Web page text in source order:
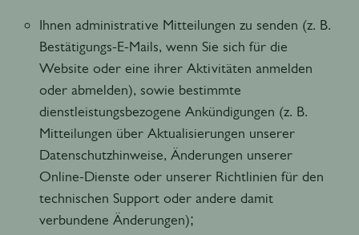
Ihnen administrative Mitteilungen zu senden (z. B.
Bestätigungs-E-Mails, wenn Sie sich für die
Website oder eine ihrer Aktivitäten anmelden
oder abmelden), sowie bestimmte
dienstleistungsbezogene Ankündigungen (z. B.
Mitteilungen über Aktualisierungen unserer
Datenschutzhinweise, Änderungen unserer
Online-Dienste oder unserer Richtlinien für den
technischen Support oder andere damit
verbundene Änderungen);